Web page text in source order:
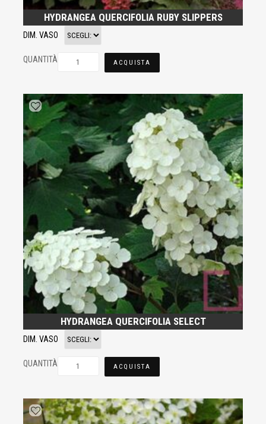
HYDRANGEA QUERCIFOLIA RUBY SLIPPERS
DIM. VASO
QUANTITÀ ACQUISTA
HYDRANGEA QUERCIFOLIA SELECT
DIM. VASO
QUANTITÀ ACQUISTA